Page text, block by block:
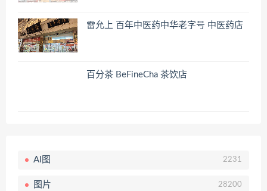
雷允上 百年中医药中华老字号 中医药店
百分茶 BeFineCha 茶饮店
AI图 2231
图片 28200